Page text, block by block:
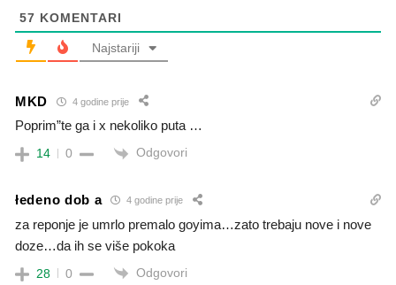
57 KOMENTARI
Najstariji
MKD 4 godine prije
Poprim”te ga i x nekoliko puta …
14 0 Odgovori
łedeno dob a 4 godine prije
za reponje je umrlo premalo goyima…zato trebaju nove i nove
doze…da ih se više pokoka
28 0 Odgovori